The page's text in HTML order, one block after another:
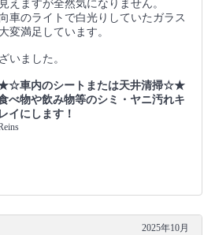
えますが全然気になりません。
車のライトで白光りしていたガラス
変満足しています。
いました。
車内のシートまたは天井清掃☆★
べ物や飲み物等のシミ・ヤニ汚れキ
レイにします！
2025年10月